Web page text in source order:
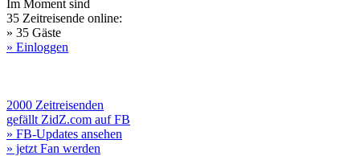
Im Moment sind
35 Zeitreisende online:
» 35 Gäste
» Einloggen
2000 Zeitreisenden
gefällt ZidZ.com auf FB
» FB-Updates ansehen
» jetzt Fan werden